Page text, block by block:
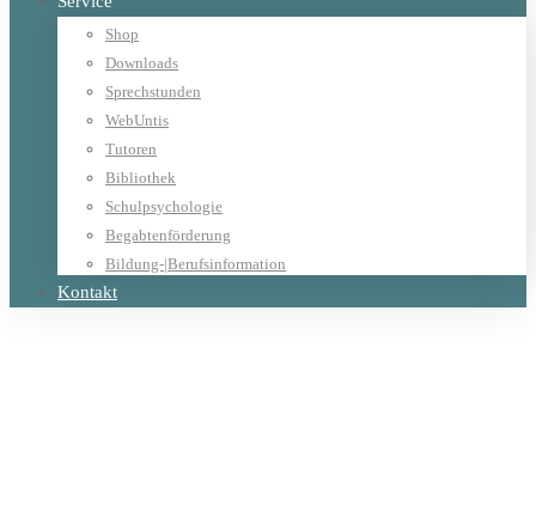
Shop
Downloads
Sprechstunden
WebUntis
Tutoren
Bibliothek
Schulpsychologie
Begabtenförderung
Bildung-|Berufsinformation
Kontakt